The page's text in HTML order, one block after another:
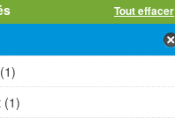
Tout effacer
(1)